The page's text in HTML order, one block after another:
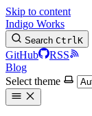
Skip to content
Indigo Works
Search CtrlK
GitHub
RSS
Blog
Select theme